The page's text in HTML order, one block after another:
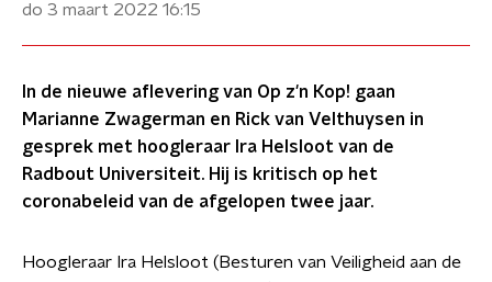
do 3 maart 2022 16:15
In de nieuwe aflevering van Op z'n Kop! gaan
Marianne Zwagerman en Rick van Velthuysen in
gesprek met hoogleraar Ira Helsloot van de
Radbout Universiteit. Hij is kritisch op het
coronabeleid van de afgelopen twee jaar.
Hoogleraar Ira Helsloot (Besturen van Veiligheid aan de